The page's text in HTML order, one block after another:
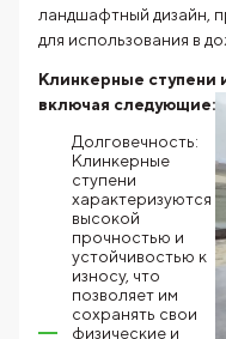
ландшафтный дизайн,
для использования в
Клинкерные ступени
включая следующие:
Долговечность:
Клинкерные
ступени
характеризуются
высокой
прочностью и
устойчивостью к
износу, что
позволяет им
сохранять свои
физические и